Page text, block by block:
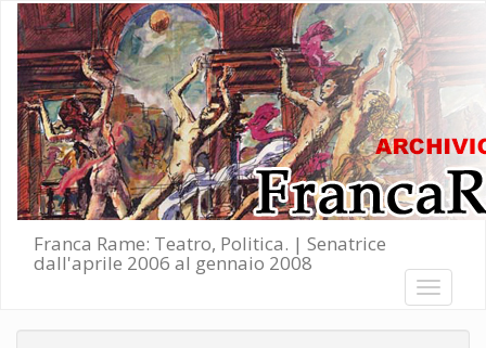
Salta al contenuto principale
Franca Rame: Teatro, Politica. | Senatrice
dall'aprile 2006 al gennaio 2008
Toggle